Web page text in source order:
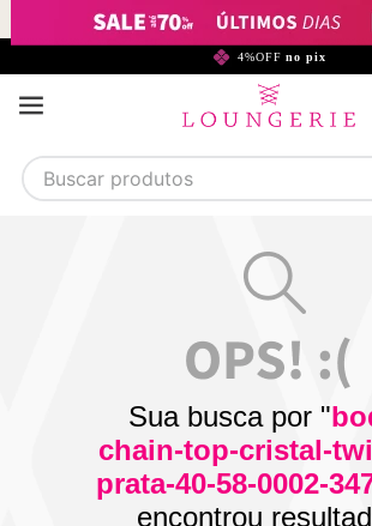
4%OFF no pix
Buscar produtos
Sua busca por "
chain-top-cristal-
prata-40-58-0002-
encontrou
1
2
3 camisola
calcinha
5 sutiã
6 algodão
7 pijama